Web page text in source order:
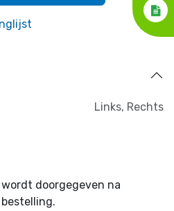
Links, Rechts
doorgegeven na